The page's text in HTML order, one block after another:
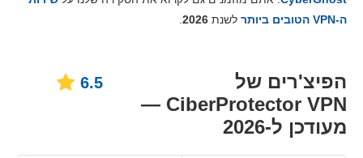
אמינות ותמיכה 4.3
ה-VPN הטובים ביותר
לשנת 2026
.
הפיצ'רים של
CiberProtector VPN —
מעודכן ל-2026
6.5